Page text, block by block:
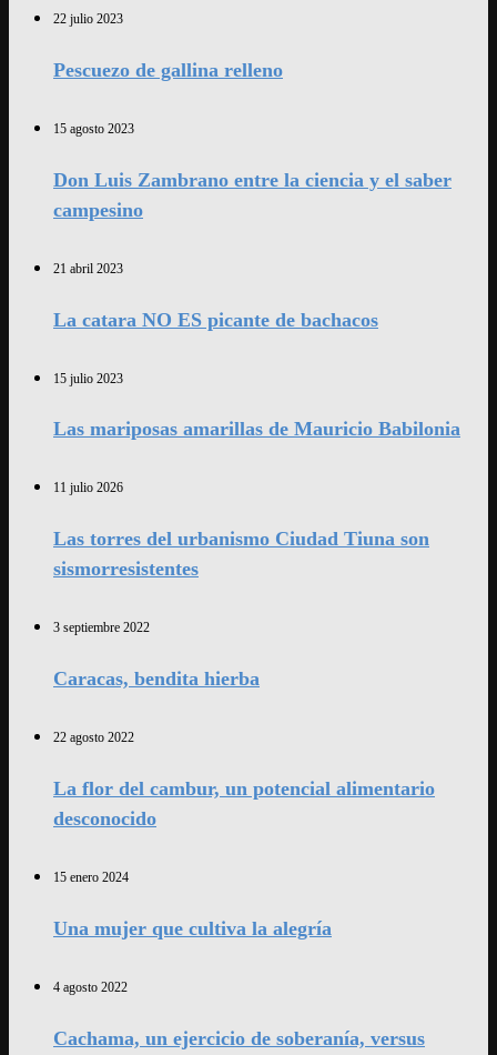
22 julio 2023
Pescuezo de gallina relleno
15 agosto 2023
Don Luis Zambrano entre la ciencia y el saber
campesino
21 abril 2023
La catara NO ES picante de bachacos
15 julio 2023
Las mariposas amarillas de Mauricio Babilonia
11 julio 2026
Las torres del urbanismo Ciudad Tiuna son
sismorresistentes
3 septiembre 2022
Caracas, bendita hierba
22 agosto 2022
La flor del cambur, un potencial alimentario
desconocido
15 enero 2024
Una mujer que cultiva la alegría
4 agosto 2022
Cachama, un ejercicio de soberanía, versus